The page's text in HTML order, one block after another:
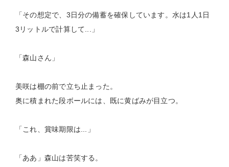
「その想定で、3日分の備蓄を確保しています。水は1人1日
3リットルで計算して...」
「森山さん」
美咲は棚の前で立ち止まった。
奥に積まれた段ボールには、既に黄ばみが目立つ。
「これ、賞味期限は...」
「ああ」森山は苦笑する。